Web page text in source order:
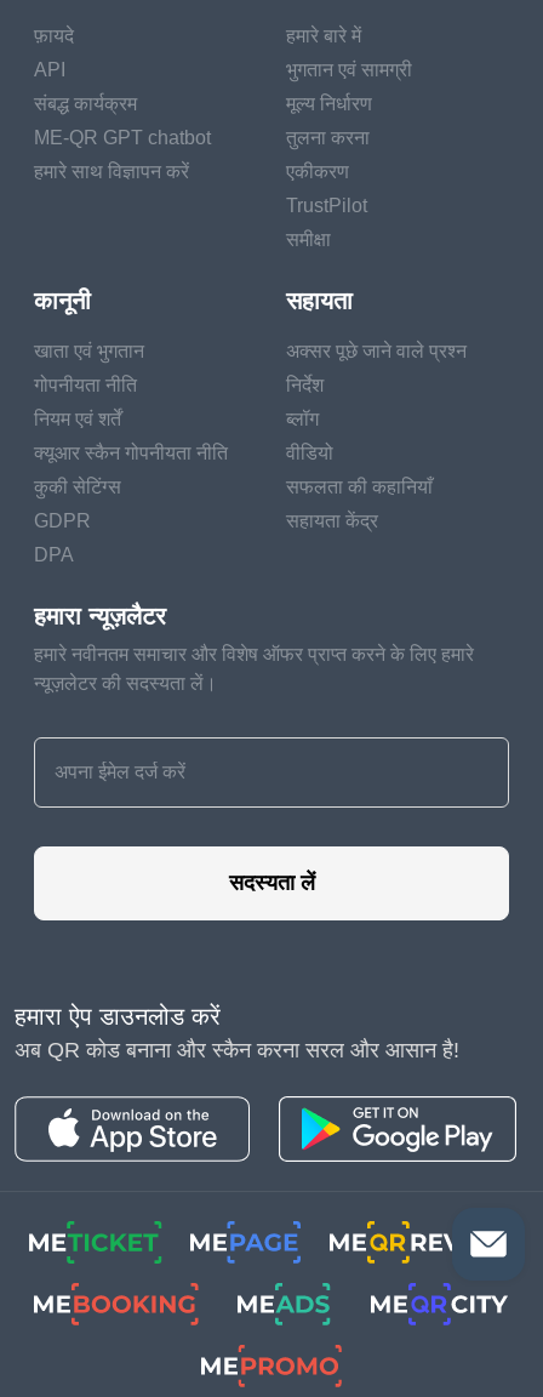
फ़ायदे
API
संबद्ध कार्यक्रम
ME-QR GPT chatbot
हमारे साथ विज्ञापन करें
हमारे बारे में
भुगतान एवं सामग्री
मूल्य निर्धारण
तुलना करना
एकीकरण
TrustPilot
समीक्षा
कानूनी
खाता एवं भुगतान
गोपनीयता नीति
नियम एवं शर्तें
क्यूआर स्कैन गोपनीयता नीति
कुकी सेटिंग्स
GDPR
DPA
सहायता
अक्सर पूछे जाने वाले प्रश्न
निर्देश
ब्लॉग
वीडियो
सफलता की कहानियाँ
सहायता केंद्र
हमारा न्यूज़लैटर
हमारे नवीनतम समाचार और विशेष ऑफर प्राप्त करने के लिए हमारे
न्यूज़लेटर की सदस्यता लें।
सदस्यता लें
हमारा ऐप डाउनलोड करें
अब QR कोड बनाना और स्कैन करना सरल और आसान है!